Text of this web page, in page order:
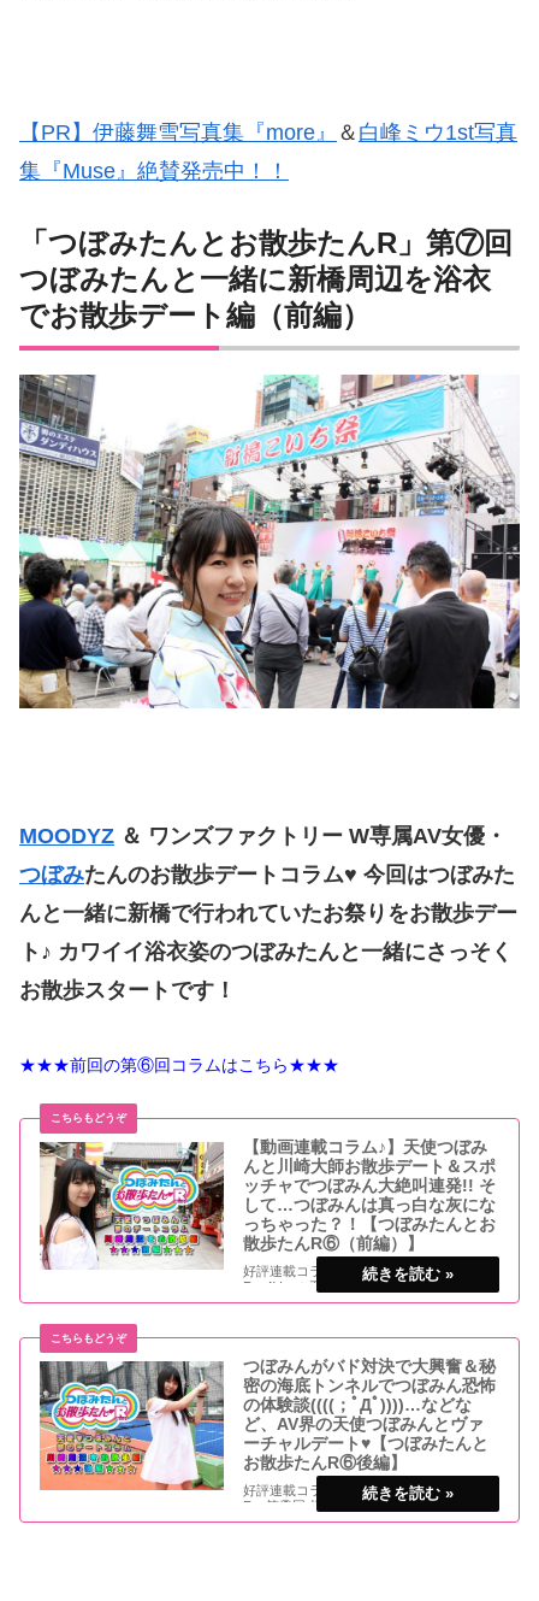
【PR】伊藤舞雪写真集『more』 ＆ 白峰ミウ1st写真
集『Muse』絶賛発売中！！
「つぼみたんとお散歩たんR」第⑦回
つぼみたんと一緒に新橋周辺を浴衣
でお散歩デート編（前編）
MOODYZ ＆ ワンズファクトリー W専属AV女優・
つぼみたんのお散歩デートコラム♥ 今回はつぼみた
んと一緒に新橋で行われていたお祭りをお散歩デー
ト♪ カワイイ浴衣姿のつぼみたんと一緒にさっそく
お散歩スタートです！
★★★前回の第⑥回コラムはこちら★★★
【動画連載コラム♪】天使つぼみ
んと川崎大師お散歩デート＆スポ
ッチャでつぼみん大絶叫連発!! そ
して…つぼみんは真っ白な灰にな
っちゃった？！【つぼみたんとお
散歩たんR⑥（前編）】
好評連載コラム「つぼみたんとお散歩たん
R」AV一の天使つぼみたんと一緒にヴァー
チャルデート♥ 今回は、神奈川県川崎周辺
つぼみんがバド対決で大興奮＆秘
密の海底トンネルでつぼみん恐怖
の体験談((((；ﾟДﾟ))))…などな
ど、AV界の天使つぼみんとヴァ
ーチャルデート♥【つぼみたんと
お散歩たんR⑥後編】
好評連載コラム「つぼみたんとお散歩たん
R」第⑥回 川崎周辺お散歩編（後編）♪ 記
事の最後にはコラム動画＆つぼみたん直筆